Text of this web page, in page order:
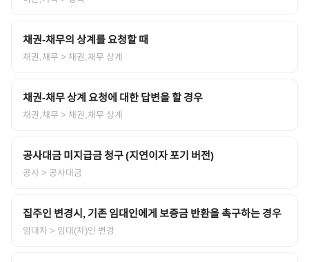
채권-채무의 상계를 요청할 때
채권,채무 > 채권,채무 상계
채권-채무 상계 요청에 대한 답변을 할 경우
채권,채무 > 채권,채무 상계
공사대금 미지급금 청구 (지연이자 포기 버전)
공사> 공사대금
집주인 변경시, 기존 임대인에게 보증금 반환을 촉구하는 경우
임대차> 임대(차)인 변경